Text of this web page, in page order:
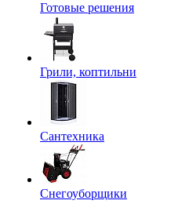
Готовые решения
Грили, коптильни
Сантехника
Снегоуборщики